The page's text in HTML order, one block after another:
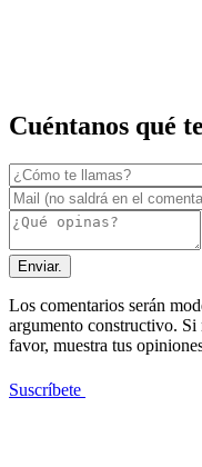
Cuéntanos qué
Enviar.
Los comentarios serán
argumento constructivo. Si
favor, muestra tus
Suscríbete